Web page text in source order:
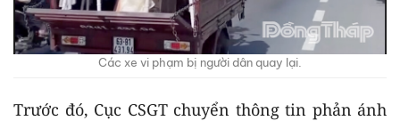
Các xe vi phạm bị người dân quay lại.
Trước đó, Cục CSGT chuyển thông tin phản ánh